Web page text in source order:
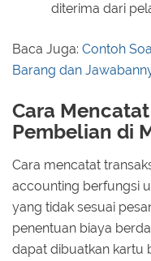
diterima dari
Baca Juga: Contoh
Barang dan
Cara
Pembelian di
Cara mencatat
accounting berfungsi
yang tidak sesuai
penentuan biaya
dapat dibuatkan kartu